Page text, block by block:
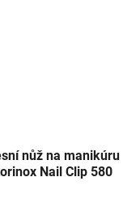
nůž na manikúru
Nail Clip 580